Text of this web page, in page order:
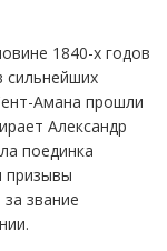
1840-х годов
сильнейших
Амана прошли
Александр
поединка
призывы
звание